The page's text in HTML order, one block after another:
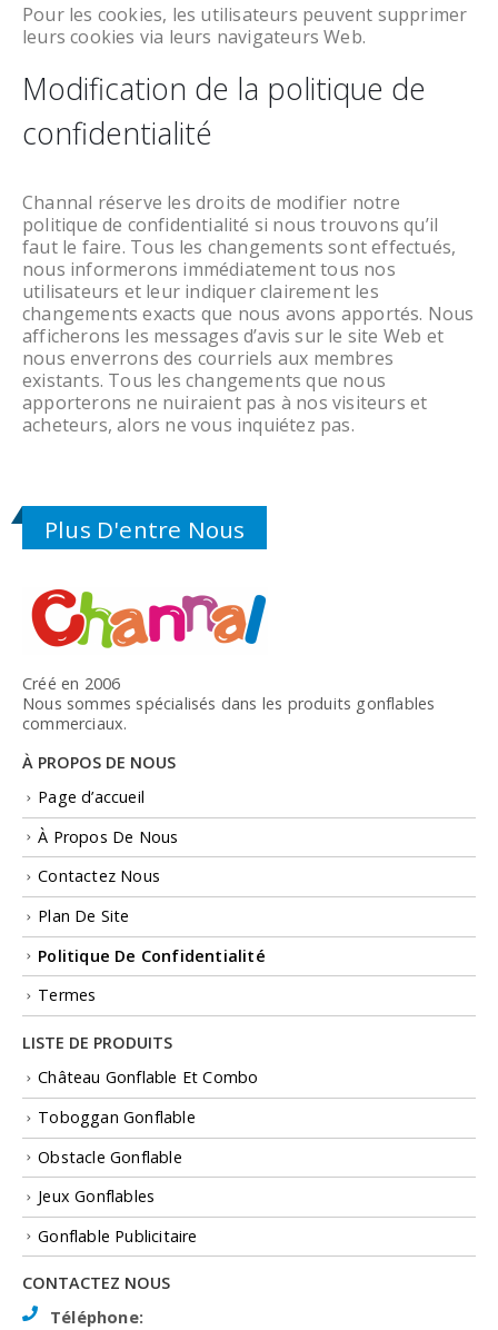
Pour les cookies, les utilisateurs peuvent supprimer
leurs cookies via leurs navigateurs Web.
Modification de la politique de
confidentialité
Channal réserve les droits de modifier notre
politique de confidentialité si nous trouvons qu’il
faut le faire. Tous les changements sont effectués,
nous informerons immédiatement tous nos
utilisateurs et leur indiquer clairement les
changements exacts que nous avons apportés. Nous
afficherons les messages d’avis sur le site Web et
nous enverrons des courriels aux membres
existants. Tous les changements que nous
apporterons ne nuiraient pas à nos visiteurs et
acheteurs, alors ne vous inquiétez pas.
Plus D'entre Nous
Créé en 2006
Nous sommes spécialisés dans les produits gonflables
commerciaux.
À PROPOS DE NOUS
Page d’accueil
À Propos De Nous
Contactez Nous
Plan De Site
Politique De Confidentialité
Termes
LISTE DE PRODUITS
Château Gonflable Et Combo
Toboggan Gonflable
Obstacle Gonflable
Jeux Gonflables
Gonflable Publicitaire
CONTACTEZ NOUS
Téléphone: